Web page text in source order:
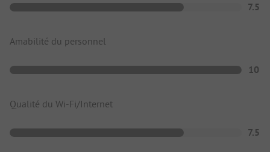
7.5
Amabilité du personnel
10
Qualité du Wi-Fi/Internet
7.5